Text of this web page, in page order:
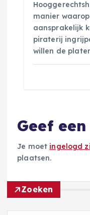
manier
aansprakelijk
piraterij
willen de
Geef
Je moet ingelogd
plaatsen.
Zoeken